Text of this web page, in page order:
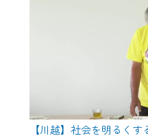
【川越】社会を明るくす